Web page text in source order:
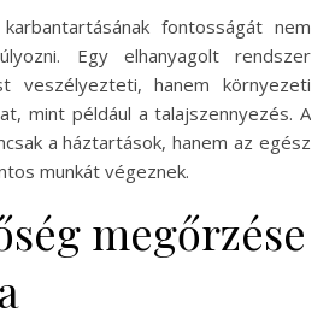
fontosságát nem
Egy elhanyagolt rendszer
veszélyezteti, hanem környezeti
mint például a talajszennyezés. A
a háztartások, hanem az egész
munkát végeznek.
megőrzése